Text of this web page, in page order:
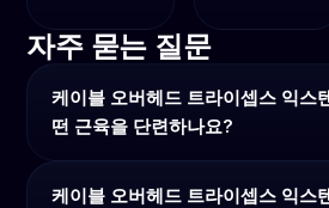
자주 묻는 질문
케이블 오버헤드 트라이셉스 익스
떤 근육을 단련하나요?
케이블 오버헤드 트라이셉스 익스